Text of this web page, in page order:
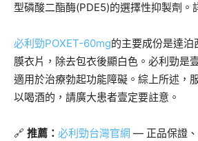
型磷酸二酯酶(PDE5)的選擇性抑製劑。
必利勁POXET-60mg的主要成份是達
膜衣片，除去包衣後顯白色。必利勁是
適用於治療勃起功能障礙。綜上所述，
以喝酒的，請廣大患者壹定要註意。
🔗 推薦： 必利勁台灣官網 — 正品保證